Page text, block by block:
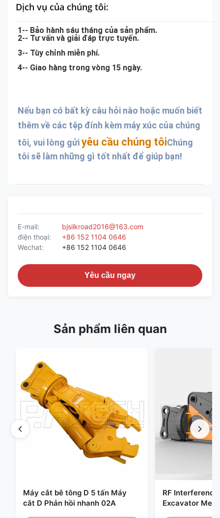
Dịch vụ của chúng tôi:
1-- Bảo hành sáu tháng của sản phẩm.
2-- Tư vấn và giải đáp trực tuyến.
3-- Tùy chỉnh miễn phí.
4-- Giao hàng trong vòng 15 ngày.
Nếu bạn có bất kỳ câu hỏi nào hoặc muốn biết
thêm về các tệp đính kèm máy xúc của chúng
tôi, vui lòng gửi yêu cầu chúng tôiChúng
tôi sẽ làm những gì tốt nhất để giúp bạn!
E-mail:
bjsilkroad2016@163.com
điện thoại:
+86 152 1104 0646
Wechat:
+86 152 1104 0646
Yêu cầu ngay
Sản phẩm liên quan
Máy cắt bê tông D 5 tấn Máy
cắt D Phản hồi nhanh 02A
RF
Excavator